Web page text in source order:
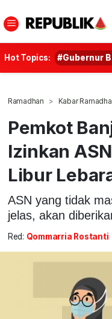
Hot Topics: #Gubernur
Ramadhan Kabar
Pemkot
Izinkan
Libur
ASN yang tidak
jelas, akan
Red: Qommarria Rostanti